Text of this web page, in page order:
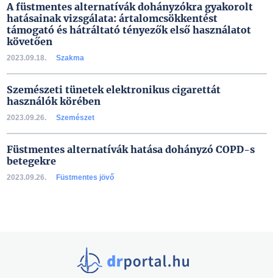
A füstmentes alternatívák dohányzókra gyakorolt
hatásainak vizsgálata: ártalomcsökkentést
támogató és hátráltató tényezők első használatot
követően
2023.09.18. Szakma
Szemészeti tünetek elektronikus cigarettát
használók körében
2023.09.26. Szemészet
Füstmentes alternatívák hatása dohányzó COPD-s
betegekre
2023.09.26. Füstmentes jövő